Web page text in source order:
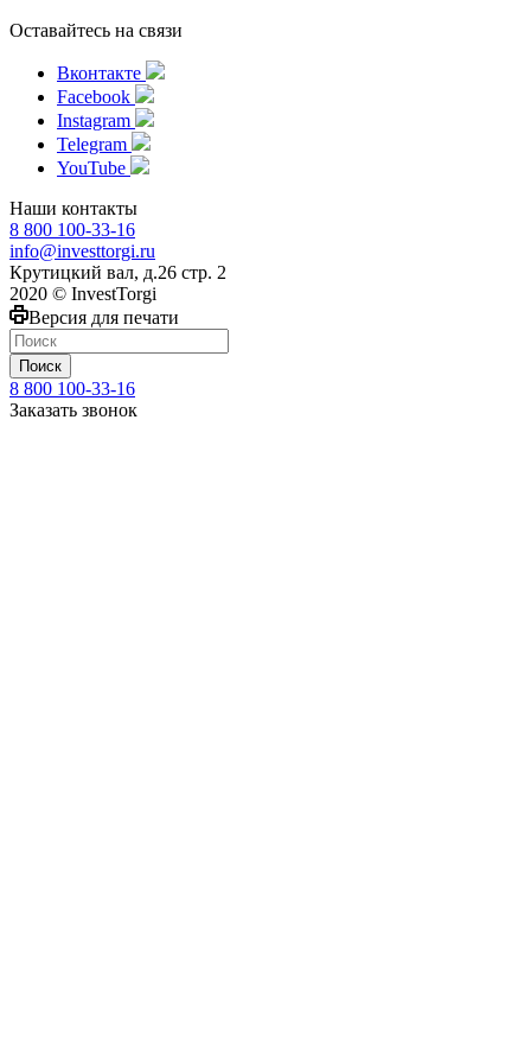
Оставайтесь на связи
Вконтакте
Facebook
Instagram
Telegram
YouTube
Наши контакты
8 800 100-33-16
info@investtorgi.ru
Крутицкий вал, д.26 стр. 2
2020 © InvestTorgi
Версия для печати
Поиск
8 800 100-33-16
Заказать звонок